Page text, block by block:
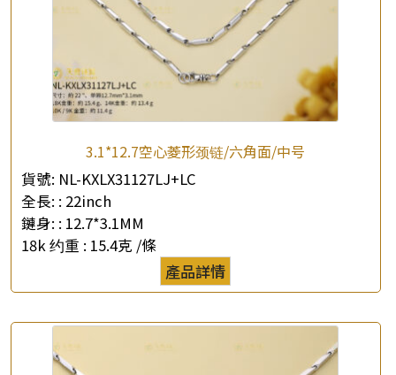
*聯絡電話
查詢以下產品
3.1*12.7空心菱形颈链/六角面/中号
貨號: NL-KXLX31127LJ+LC
全長: : 22inch
鏈身: : 12.7*3.1MM
18k 约重 : 15.4克 /條
產品詳情